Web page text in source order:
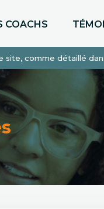
site, comme détaillé
COACHS